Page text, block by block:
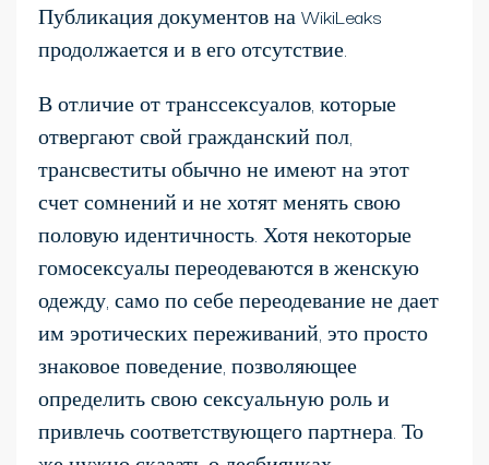
Публикация документов на WikiLeaks
продолжается и в его отсутствие.
В отличие от транссексуалов, которые
отвергают свой гражданский пол,
трансвеститы обычно не имеют на этот
счет сомнений и не хотят менять свою
половую идентичность. Хотя некоторые
гомосексуалы переодеваются в женскую
одежду, само по себе переодевание не дает
им эротических переживаний, это просто
знаковое поведение, позволяющее
определить свою сексуальную роль и
привлечь соответствующего партнера. То